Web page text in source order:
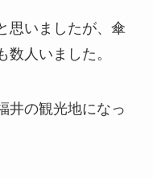
思いましたが、傘
人いました。
井の観光地になっ